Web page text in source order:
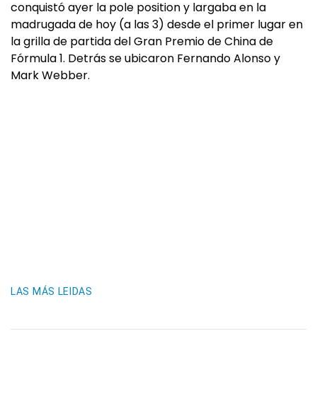
conquistó ayer la pole position y largaba en la
madrugada de hoy (a las 3) desde el primer lugar en
la grilla de partida del Gran Premio de China de
Fórmula 1. Detrás se ubicaron Fernando Alonso y
Mark Webber.
LAS MÁS LEIDAS